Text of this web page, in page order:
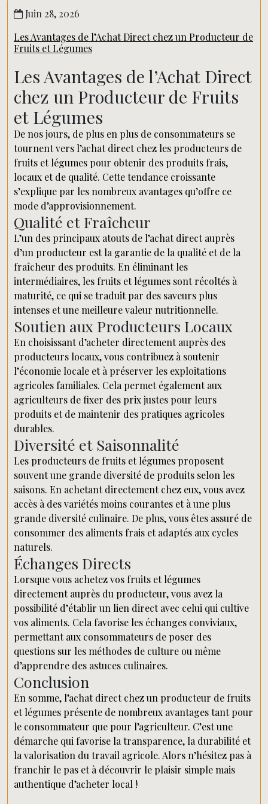
Juin 28, 2026
Les Avantages de l’Achat Direct chez un Producteur de
Fruits et Légumes
Les Avantages de l’Achat Direct
chez un Producteur de Fruits
et Légumes
De nos jours, de plus en plus de consommateurs se
tournent vers l’achat direct chez les producteurs de
fruits et légumes pour obtenir des produits frais,
locaux et de qualité. Cette tendance croissante
s’explique par les nombreux avantages qu’offre ce
mode d’approvisionnement.
Qualité et Fraîcheur
L’un des principaux atouts de l’achat direct auprès
d’un producteur est la garantie de la qualité et de la
fraîcheur des produits. En éliminant les
intermédiaires, les fruits et légumes sont récoltés à
maturité, ce qui se traduit par des saveurs plus
intenses et une meilleure valeur nutritionnelle.
Soutien aux Producteurs Locaux
En choisissant d’acheter directement auprès des
producteurs locaux, vous contribuez à soutenir
l’économie locale et à préserver les exploitations
agricoles familiales. Cela permet également aux
agriculteurs de fixer des prix justes pour leurs
produits et de maintenir des pratiques agricoles
durables.
Diversité et Saisonnalité
Les producteurs de fruits et légumes proposent
souvent une grande diversité de produits selon les
saisons. En achetant directement chez eux, vous avez
accès à des variétés moins courantes et à une plus
grande diversité culinaire. De plus, vous êtes assuré de
consommer des aliments frais et adaptés aux cycles
naturels.
Échanges Directs
Lorsque vous achetez vos fruits et légumes
directement auprès du producteur, vous avez la
possibilité d’établir un lien direct avec celui qui cultive
vos aliments. Cela favorise les échanges conviviaux,
permettant aux consommateurs de poser des
questions sur les méthodes de culture ou même
d’apprendre des astuces culinaires.
Conclusion
En somme, l’achat direct chez un producteur de fruits
et légumes présente de nombreux avantages tant pour
le consommateur que pour l’agriculteur. C’est une
démarche qui favorise la transparence, la durabilité et
la valorisation du travail agricole. Alors n’hésitez pas à
franchir le pas et à découvrir le plaisir simple mais
authentique d’acheter local !